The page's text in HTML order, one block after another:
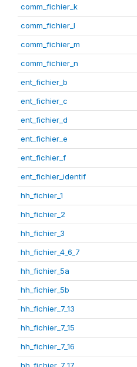
comm_fichier_k
comm_fichier_l
comm_fichier_m
comm_fichier_n
ent_fichier_b
ent_fichier_c
ent_fichier_d
ent_fichier_e
ent_fichier_f
ent_fichier_identif
hh_fichier_1
hh_fichier_2
hh_fichier_3
hh_fichier_4_6_7
hh_fichier_5a
hh_fichier_5b
hh_fichier_7_13
hh_fichier_7_15
hh_fichier_7_16